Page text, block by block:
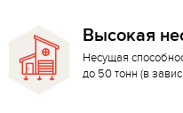
Высокая
Несущая
до 50 тонн (в